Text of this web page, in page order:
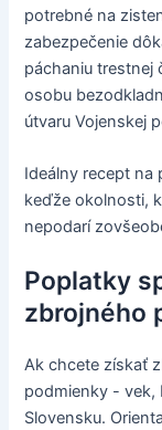
potrebné na
zabezpečenie
páchaniu trestnej
osobu
útvaru Vojenskej
Ideálny recept na
keďže okolnosti,
nepodarí
Poplatky
zbrojného
Ak chcete získať
podmienky -
Slovensku.